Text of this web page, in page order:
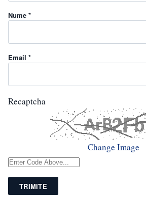
Nume *
Email *
Recaptcha
Change Image
TRIMITE